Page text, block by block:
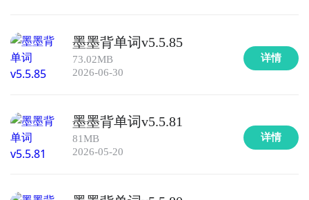
8. 《GRE单词背诵助手》：为GRE考试准备而设计的
APP，包含了GRE考试中常见的单词和短语，并提供了
详细的释义和用法。用户可以通过各种练习和模拟考试
9. 《日语单词宝典》：针对学习日语的用户，提供了丰
富的日语单词和短语背诵功能。用户可以根据自己的日
墨墨背单词v5.5.85
73.02MB
2026-06-30
详情
墨墨背单词v5.5.81
81MB
2026-05-20
详情